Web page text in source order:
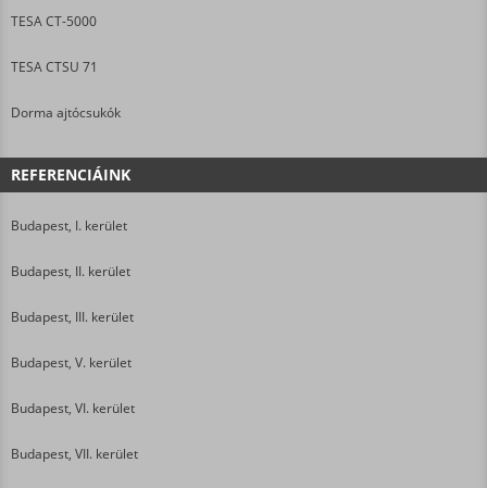
TESA CT-5000
TESA CTSU 71
Dorma ajtócsukók
REFERENCIÁINK
Budapest, I. kerület
Budapest, II. kerület
Budapest, III. kerület
Budapest, V. kerület
Budapest, VI. kerület
Budapest, VII. kerület